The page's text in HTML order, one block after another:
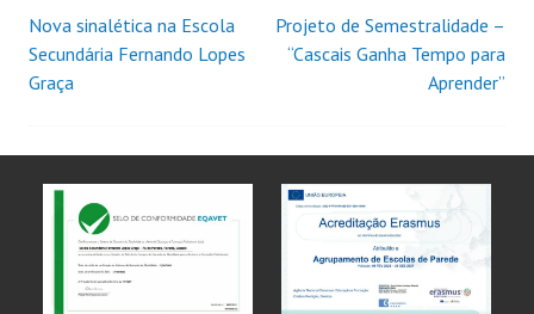
Nova sinalética na Escola
Secundária Fernando Lopes
Graça
Projeto de Semestralidade –
“Cascais Ganha Tempo para
Aprender”